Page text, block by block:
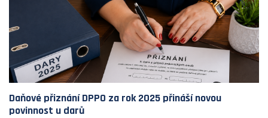
Daňové přiznání DPPO za rok 2025 přináší novou
povinnost u darů